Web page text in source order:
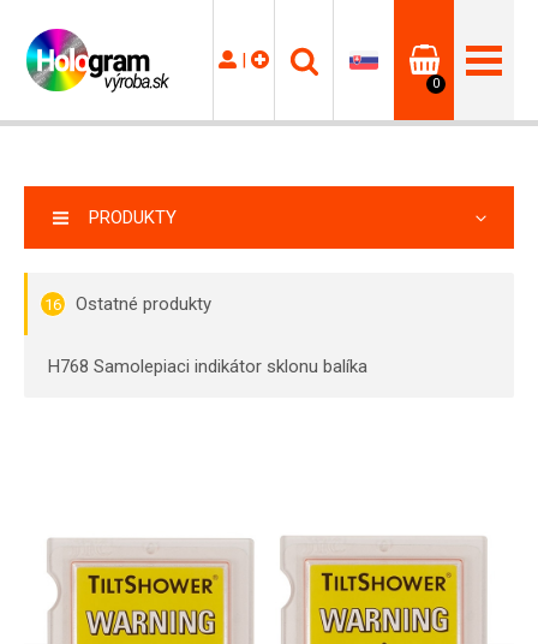
|
0
PRODUKTY
16 Ostatné produkty
H768 Samolepiaci indikátor sklonu balíka